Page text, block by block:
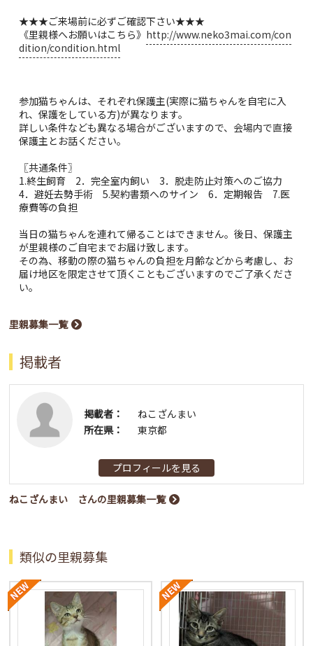
★★★ご来場前に必ずご確認下さい★★★
《里親様へお願いはこちら》 http://www.neko3mai.com/con
dition/condition.html
参加猫ちゃんは、それぞれ保護主(実際に猫ちゃんを自宅に入
れ、保護をしている方)が異なります。
詳しい条件なども異なる場合がございますので、会場内で直接
保護主とお話ください。
〖共通条件〗
1.終生飼育 2．完全室内飼い 3．脱走防止対策へのご協力
4．避妊去勢手術 5.契約書類へのサイン 6．定期報告 7.医
療費等の負担
当日の猫ちゃんを連れて帰ることはできません。後日、保護主
が里親様のご自宅までお届け致します。
その為、移動の際の猫ちゃんの負担を月齢などから考慮し、お
届け地区を限定させて頂くこともございますのでご了承くださ
い。
里親募集一覧
掲載者
掲載者：
ねこざんまい
所在県：
東京都
プロフィールを見る
ねこざんまい さんの里親募集一覧
類似の里親募集